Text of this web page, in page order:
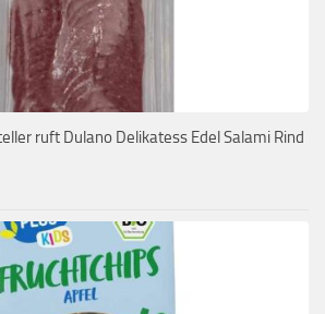
ruft Dulano Delikatess Edel Salami Rind